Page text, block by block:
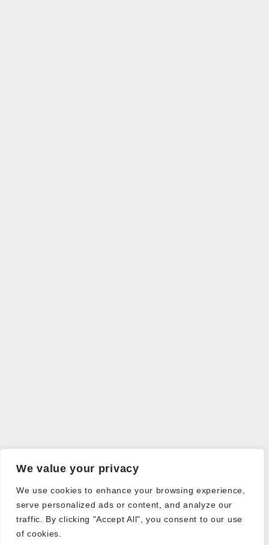
We value your privacy
We use cookies to enhance your browsing experience,
serve personalized ads or content, and analyze our
traffic. By clicking "Accept All", you consent to our use
of cookies.